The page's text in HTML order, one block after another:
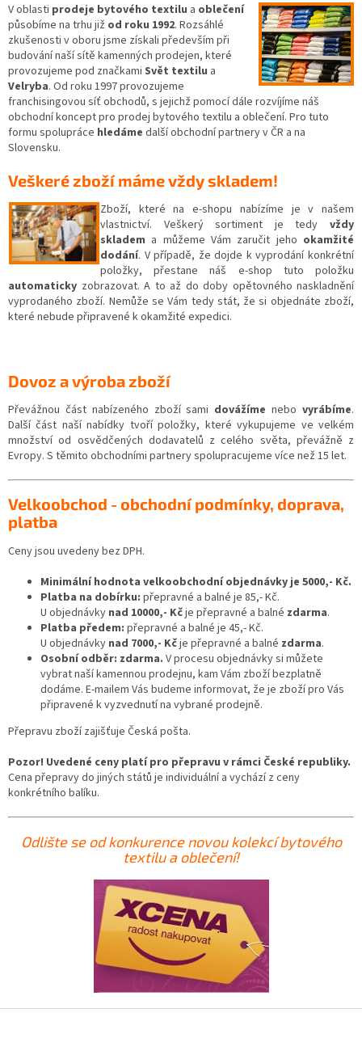
V oblasti prodeje bytového textilu a oblečení
působíme na trhu již od roku 1992. Rozsáhlé
zkušenosti v oboru jsme získali především při
budování naší sítě kamenných prodejen, které
provozujeme pod značkami Svět textilu a
Velryba. Od roku 1997 provozujeme
franchisingovou síť obchodů, s jejichž pomocí dále rozvíjíme náš
obchodní koncept pro prodej bytového textilu a oblečení. Pro tuto
formu spolupráce hledáme další obchodní partnery v ČR a na
Slovensku.
Veškeré zboží máme vždy skladem!
Zboží, které na e-shopu nabízíme je v našem
vlastnictví. Veškerý sortiment je tedy vždy
skladem a můžeme Vám zaručit jeho okamžité
dodání. V případě, že dojde k vyprodání konkrétní
položky, přestane náš e-shop tuto položku
automaticky zobrazovat. A to až do doby opětovného naskladnění
vyprodaného zboží. Nemůže se Vám tedy stát, že si objednáte zboží,
které nebude připravené k okamžité expedici.
Dovoz a výroba zboží
Převážnou část nabízeného zboží sami dovážíme nebovyrábíme.
Další část naší nabídky tvoří položky, které vykupujeme ve velkém
množství od osvědčených dodavatelů z celého světa, převážně z
Evropy. S těmito obchodními partnery spolupracujeme více než 15 let.
Velkoobchod - obchodní podmínky, doprava,
platba
Ceny jsou uvedeny bez DPH.
Minimální hodnota velkoobchodní objednávky je 5000,- Kč.
Platba na dobírku: přepravné a balné je 85,- Kč.
U objednávky nad 10000,- Kčje přepravné a balné zdarma.
Platba předem: přepravné a balné je 45,- Kč.
U objednávky nad 7000,- Kčje přepravné a balné zdarma.
Osobní odběr: zdarma. V procesu objednávky si můžete
vybrat naší kamennou prodejnu, kam Vám zboží bezplatně
dodáme. E-mailem Vás budeme informovat, že je zboží pro Vás
připravené k vyzvednutí na vybrané prodejně.
Přepravu zboží zajišťuje Česká pošta.
Pozor! Uvedené ceny platí pro přepravu v rámci České republiky.
Cena přepravy do jiných států je individuální a vychází z ceny
konkrétního balíku.
Odlište se od konkurence novou kolekcí bytového
textilu a oblečení!